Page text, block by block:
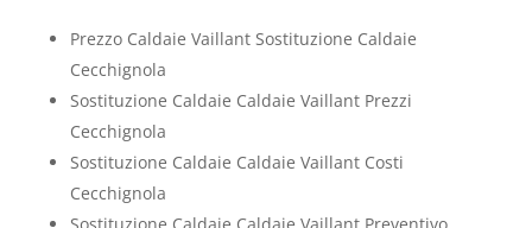
Prezzo Caldaie Vaillant Sostituzione Caldaie
Cecchignola
Sostituzione Caldaie Caldaie Vaillant Prezzi
Cecchignola
Sostituzione Caldaie Caldaie Vaillant Costi
Cecchignola